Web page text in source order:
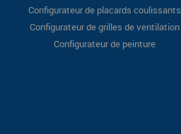
Configurateur de placards coulissants
Configurateur de grilles de ventilation
Configurateur de peinture